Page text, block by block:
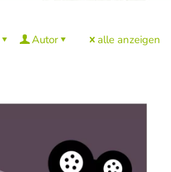
Autor alle anzeigen